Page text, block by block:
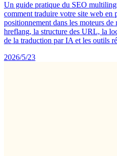
Un guide pratique du SEO
comment traduire votre site web en
positionnement dans les moteurs
hreflang, la structure des URL, la
de la traduction par IA et les outils
2026/5/23